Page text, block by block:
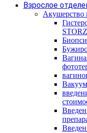
Взрослое
Акушерство